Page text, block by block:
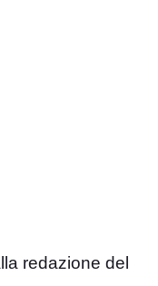
redazione del